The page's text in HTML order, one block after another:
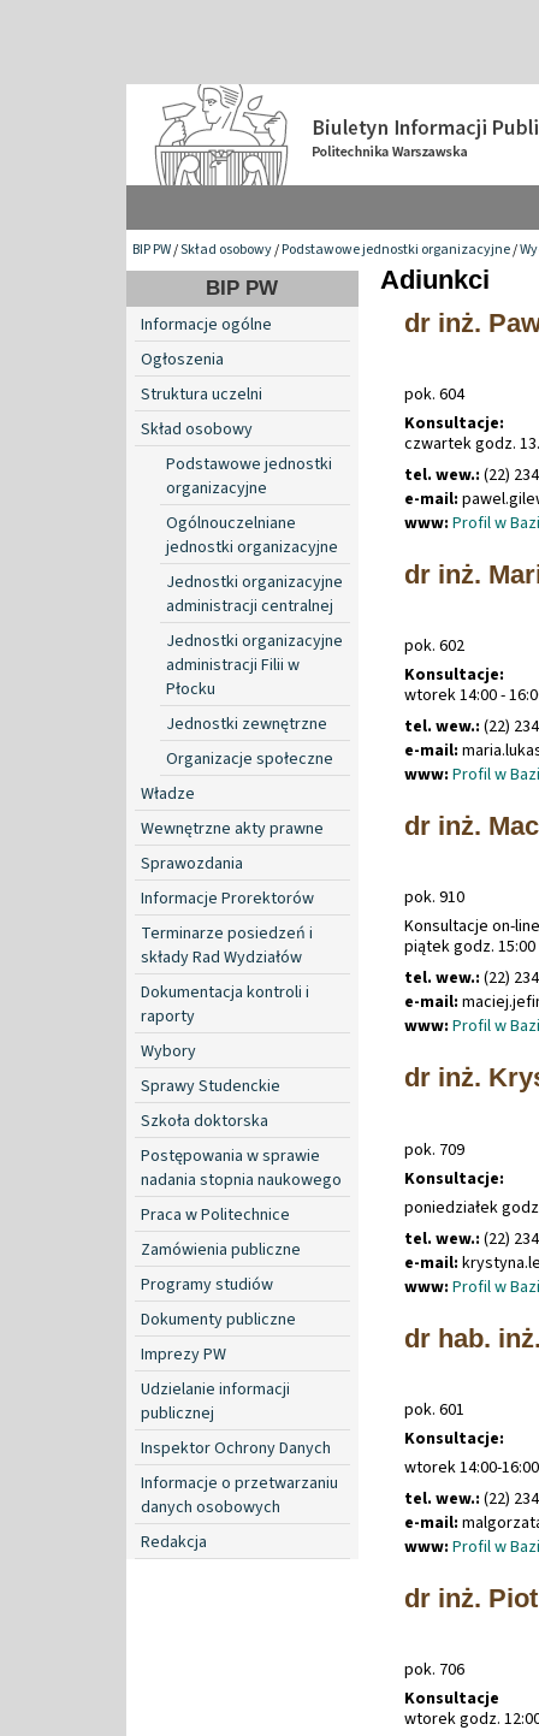
BIP PW/Skład osobowy/Podstawowe jednostki organizacyjne/
BIP PW
Informacje ogólne
Ogłoszenia
Struktura uczelni
Skład osobowy
Podstawowe jednostki
organizacyjne
Ogólnouczelniane
jednostki organizacyjne
Jednostki organizacyjne
administracji centralnej
Jednostki organizacyjne
administracji Filii w
Płocku
Jednostki zewnętrzne
Organizacje społeczne
Władze
Wewnętrzne akty prawne
Sprawozdania
Informacje Prorektorów
Terminarze posiedzeń i
składy Rad Wydziałów
Dokumentacja kontroli i
raporty
Wybory
Sprawy Studenckie
Szkoła doktorska
Postępowania w sprawie
nadania stopnia naukowego
Praca w Politechnice
Zamówienia publiczne
Programy studiów
Dokumenty publiczne
Imprezy PW
Udzielanie informacji
publicznej
Inspektor Ochrony Danych
Informacje o przetwarzaniu
danych osobowych
Redakcja
Adiunkci
dr inż.
pok. 604
Konsultacje:
czwartek godz.
tel. wew.: (22)
e-mail: pawel.
www: Profil w
dr inż.
pok. 602
Konsultacje:
wtorek 14:00 -
tel. wew.: (22)
e-mail: maria.
www: Profil w
dr inż.
pok. 910
Konsultacje on-
piątek godz. 15:00
tel. wew.: (22)
e-mail: maciej.
www: Profil w
dr inż.
pok. 709
Konsultacje:
poniedziałek
tel. wew.: (22)
e-mail: krystyna.
www: Profil w
dr hab.
pok. 601
Konsultacje:
wtorek 14:00-16:00
tel. wew.: (22)
e-mail:
www: Profil w
dr inż.
pok. 706
Konsultacje
wtorek godz.